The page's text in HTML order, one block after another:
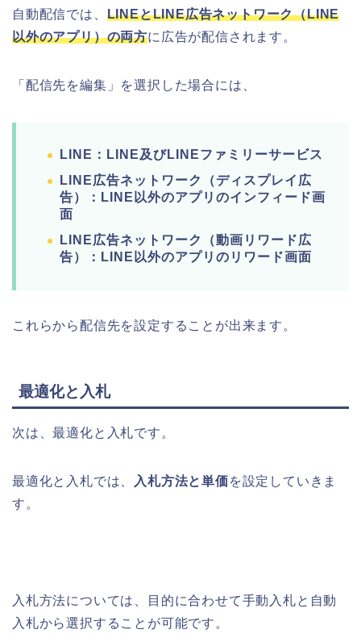
自動配信では、 LINEとLINE広告ネットワーク（LINE
以外のアプリ）の両方に広告が配信されます。
「配信先を編集」を選択した場合には、
LINE：LINE及びLINEファミリーサービス
LINE広告ネットワーク（ディスプレイ広
告）：LINE以外のアプリのインフィード画
面
LINE広告ネットワーク（動画リワード広
告）：LINE以外のアプリのリワード画面
これらから配信先を設定することが出来ます。
最適化と入札
次は、最適化と入札です。
最適化と入札では、 入札方法と単価 を設定していきま
す。
入札方法については、目的に合わせて手動入札と自動
入札から選択することが可能です。